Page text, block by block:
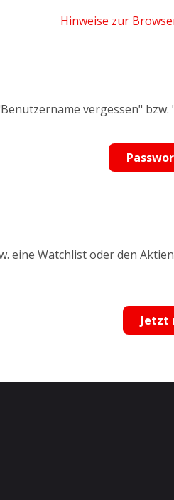
Hinweise zur
vergessen" bzw.
eine Watchlist oder den
Jetzt